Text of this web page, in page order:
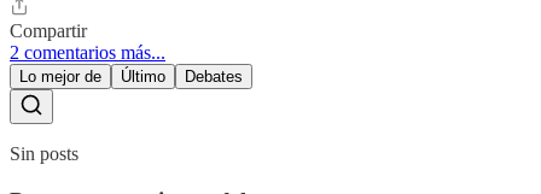
Compartir
2 comentarios más...
Lo mejor de Último Debates
Sin posts